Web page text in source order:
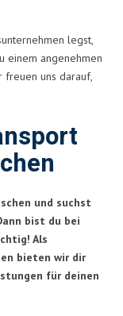
legst,
einem angenehmen
freuen uns darauf,
und suchst
bist du bei
Als
bieten wir dir
für deinen